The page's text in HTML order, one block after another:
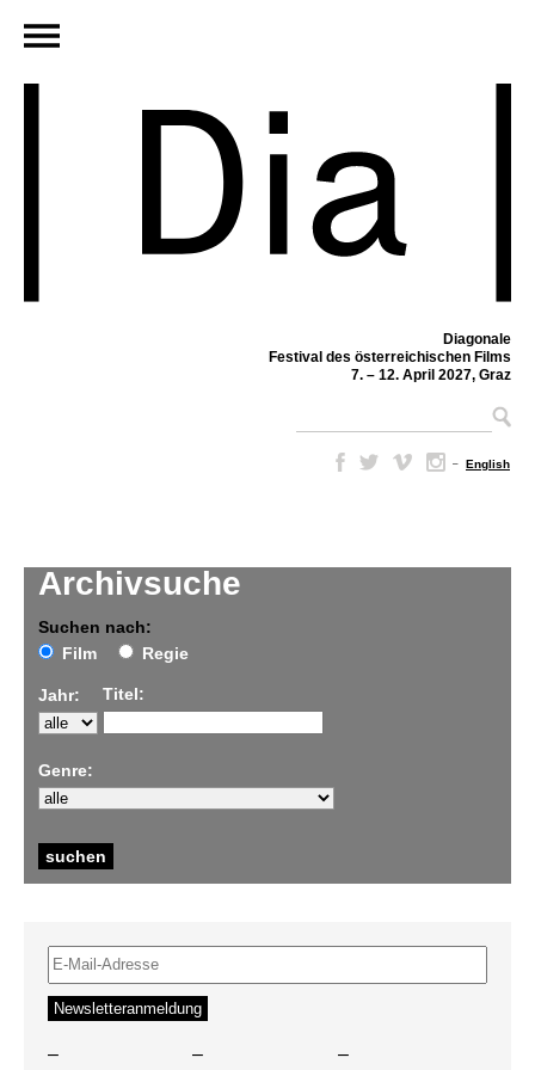
Diagonale
Festival des österreichischen Films
7. – 12. April 2027, Graz
– English
Archivsuche
Suchen nach:
Film
Regie
Jahr: Titel:
Genre:
– – –